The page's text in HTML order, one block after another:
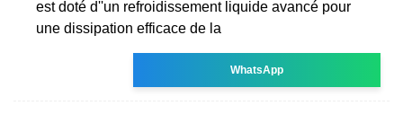
est doté d''un refroidissement liquide avancé pour
une dissipation efficace de la
WhatsApp